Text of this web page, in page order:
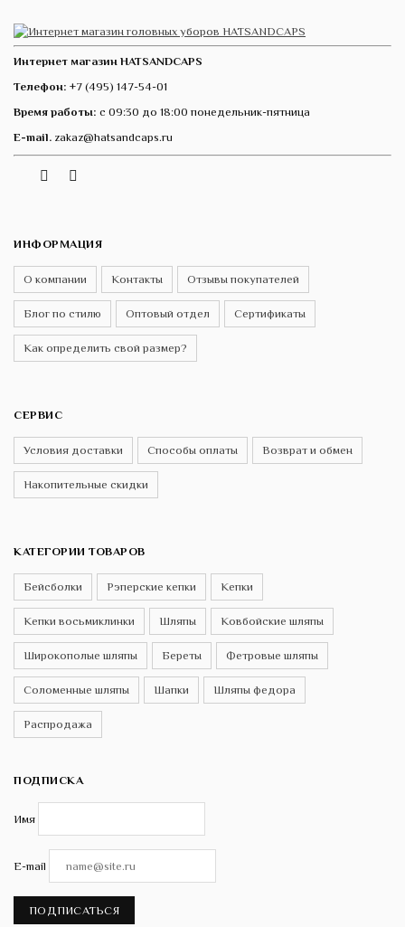
Интернет магазин HATSANDCAPS
Телефон: +7 (495) 147-54-01
Время работы: с 09:30 до 18:00 понедельник-пятница
E-mail. zakaz@hatsandcaps.ru
Telegram
ИНФОРМАЦИЯ
О компании Контакты Отзывы покупателей
Блог по стилю Оптовый отдел Сертификаты
Как определить свой размер?
СЕРВИС
Условия доставки Способы оплаты Возврат и обмен
Накопительные скидки
КАТЕГОРИИ ТОВАРОВ
Бейсболки Рэперские кепки Кепки
Кепки восьмиклинки Шляпы Ковбойские шляпы
Широкополые шляпы Береты Фетровые шляпы
Соломенные шляпы Шапки Шляпы федора
Распродажа
ПОДПИСКА
Имя
E-mail
ПОДПИСАТЬСЯ